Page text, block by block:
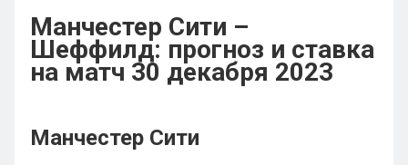
Манчестер Сити –
Шеффилд: прогноз и ставка
на матч 30 декабря 2023
Манчестер Сити